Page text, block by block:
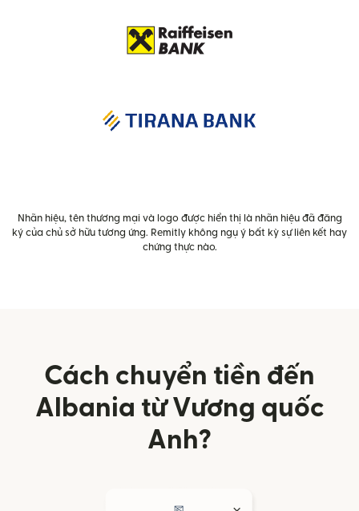
Nhãn hiệu, tên thương mại và logo được hiển thị là nhãn hiệu đã đăng
ký của chủ sở hữu tương ứng. Remitly không ngụ ý bất kỳ sự liên kết hay
chứng thực nào.
Cách chuyển tiền đến
Albania từ Vương quốc
Anh?